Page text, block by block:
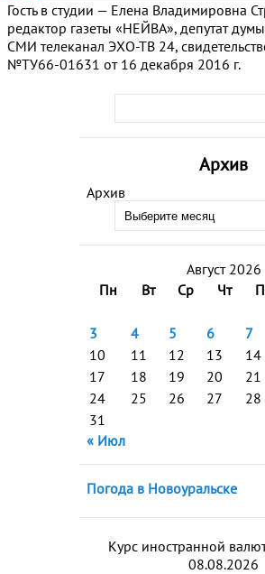
Архив
Архив
Август 2026
Пн
Вт Ср Чт
3
4 5 6 7
10
11 12 13 14
17
18 19 20 21
24
25 26 27 28
31
« Июл
Погода в Новоуральске
Курс иностранной
08.08.2026
Гость в студии — Елена Владимировна
редактор газеты «НЕЙВА», депутат
СМИ телеканал ЭХО-ТВ 24,
№ТУ66-01631 от 16 декабря 2016 г.